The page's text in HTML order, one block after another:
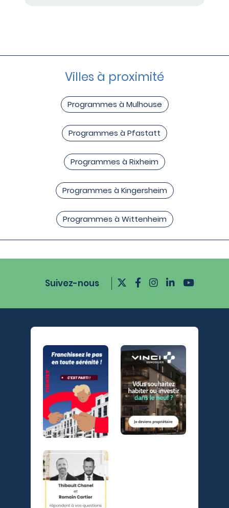
Villes à proximité
Programmes à Mulhouse
Programmes à Pfastatt
Programmes à Rixheim
Programmes à Kingersheim
Programmes à Wittenheim
Suivez-nous